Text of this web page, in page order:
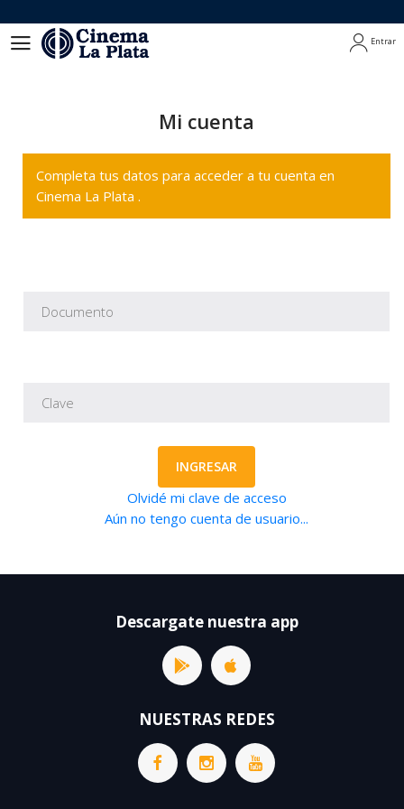
Entrar
Mi cuenta
Completa tus datos para acceder a tu cuenta en
Cinema La Plata .
INGRESAR
Olvidé mi clave de acceso
Aún no tengo cuenta de usuario...
Descargate nuestra app
NUESTRAS REDES